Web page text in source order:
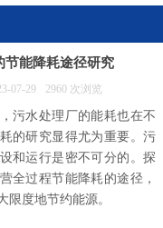
节能降耗途径研究
07-29 2960 次浏览
污水处理厂的能耗也在不
的研究显得尤为重要。污
和运行是密不可分的。探
全过程节能降耗的途径，
限度地节约能源。